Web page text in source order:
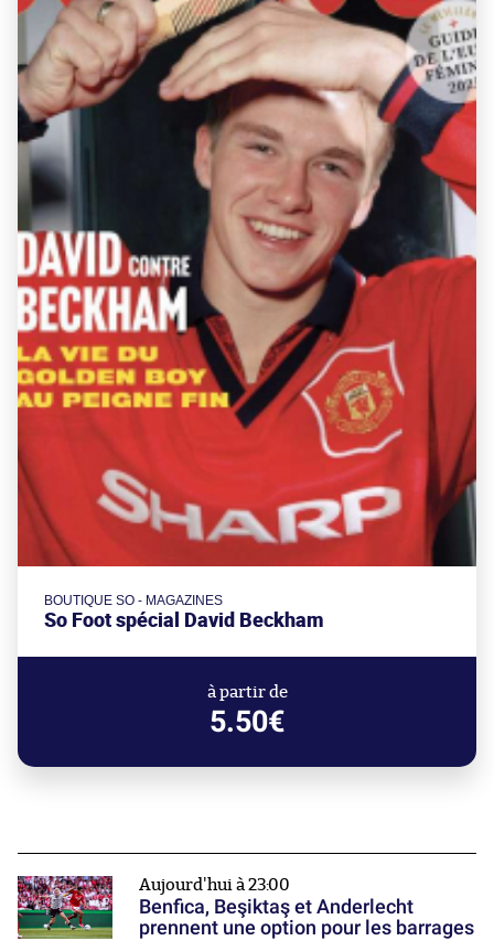
BOUTIQUE SO - MAGAZINES
So Foot spécial David Beckham
à partir de
5.50€
Aujourd'hui à 23:00
Benfica, Beşiktaş et Anderlecht
prennent une option pour les barrages